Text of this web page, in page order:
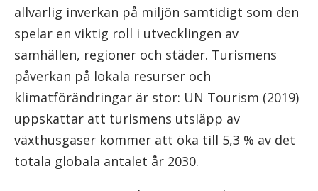
allvarlig inverkan på miljön samtidigt som den
spelar en viktig roll i utvecklingen av
samhällen, regioner och städer. Turismens
påverkan på lokala resurser och
klimatförändringar är stor: UN Tourism (2019)
uppskattar att turismens utsläpp av
växthusgaser kommer att öka till 5,3 % av det
totala globala antalet år 2030.